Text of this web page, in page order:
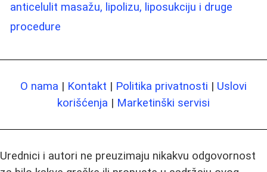
anticelulit masažu, lipolizu, liposukciju i druge
procedure
O nama | Kontakt | Politika privatnosti | Uslovi
korišćenja | Marketinški servisi
Urednici i autori ne preuzimaju nikakvu odgovornost